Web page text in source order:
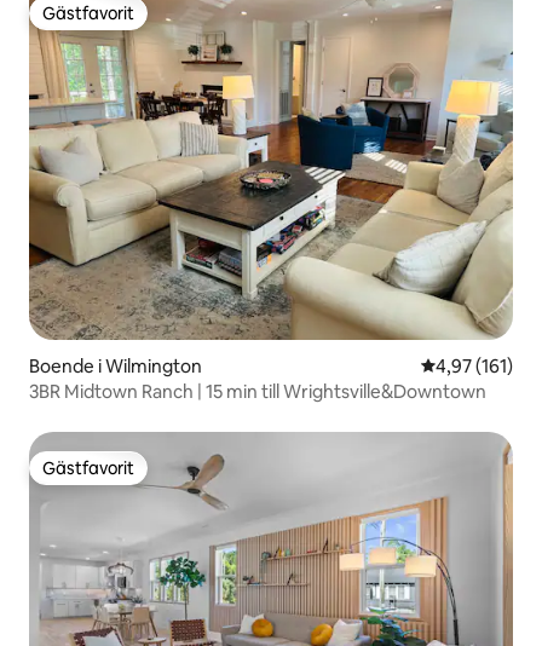
Gästfavorit
Gästfavorit
Boende i Wilmington 4,97 av 5 i
4,97 (161)
3BR Midtown Ranch | 15 min till Wrightsville&Downtown
Gästfavorit
Gästfavorit